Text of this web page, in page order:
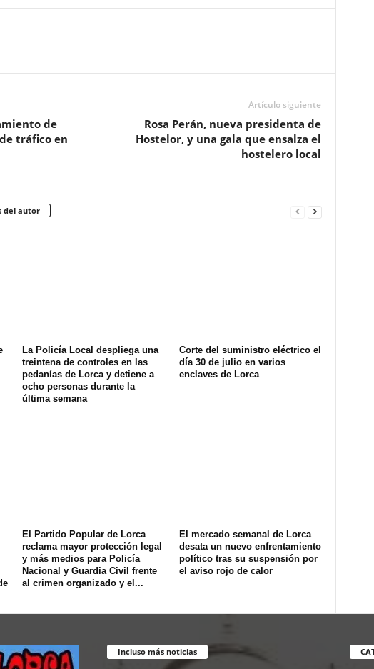
de
tráfico en
Artículo siguiente
Rosa Perán, nueva presidenta de
Hostelor, y una gala que ensalza el
hostelero local
del autor
La Policía Local despliega una
treintena de controles en las
pedanías de Lorca y detiene a
ocho personas durante la
última semana
Corte del suministro eléctrico el
día 30 de julio en varios
enclaves de Lorca
El Partido Popular de Lorca
reclama mayor protección legal
y más medios para Policía
Nacional y Guardia Civil frente
al crimen organizado y el...
El mercado semanal de Lorca
desata un nuevo enfrentamiento
político tras su suspensión por
el aviso rojo de calor
Incluso más noticias